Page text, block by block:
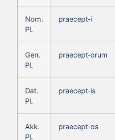
Nom.
Pl.
praecept‑i
Gen.
Pl.
praecept‑orum
Dat.
Pl.
praecept‑is
Akk.
Pl.
praecept‑os